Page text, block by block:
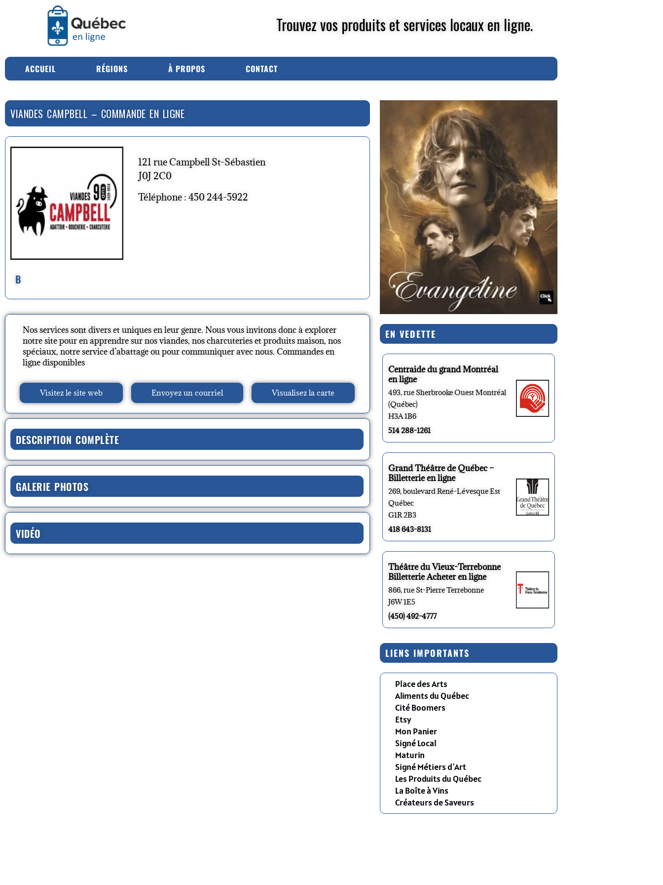
Trouvez vos produits et services locaux en ligne.
ACCUEIL RÉGIONS À PROPOS CONTACT
VIANDES CAMPBELL – COMMANDE EN LIGNE
B
121 rue Campbell St-Sébastien
J0J 2C0
Téléphone : 450 244-5922
Nos services sont divers et uniques en leur genre. Nous vous invitons donc à explorer
notre site pour en apprendre sur nos viandes, nos charcuteries et produits maison, nos
spéciaux, notre service d’abattage ou pour communiquer avec nous. Commandes en
ligne disponibles
Visitez le site web Envoyez un courriel Visualisez la carte
DESCRIPTION COMPLÈTE
GALERIE PHOTOS
VIDÉO
EN VEDETTE
Centraide du grand Montréal
en ligne
493, rue Sherbrooke Ouest Montréal
(Québec)
H3A 1B6
514 288-1261
Grand Théâtre de Québec –
Billetterie en ligne
269, boulevard René-Lévesque Est
Québec
G1R 2B3
418 643-8131
Théâtre du Vieux-Terrebonne
Billetterie Acheter en ligne
866, rue St-Pierre Terrebonne
J6W 1E5
(450) 492-4777
LIENS IMPORTANTS
Place des Arts
Aliments du Québec
Cité Boomers
Etsy
Mon Panier
Signé Local
Maturin
Signé Métiers d'Art
Les Produits du Québec
La Boîte à Vins
Créateurs de Saveurs